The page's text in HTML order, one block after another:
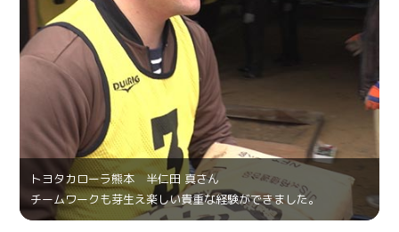
トヨタカローラ熊本 半仁田 真さん
チームワークも芽生え楽しい貴重な経験ができました。